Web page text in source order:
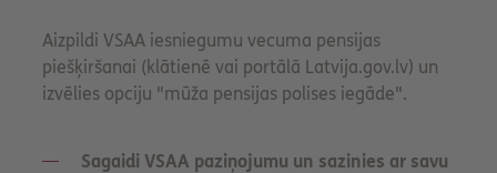
Aizpildi VSAA iesniegumu vecuma pensijas
piešķiršanai (klātienē vai portālā Latvija.gov.lv) un
izvēlies opciju "mūža pensijas polises iegāde".
Sagaidi VSAA paziņojumu un sazinies ar savu